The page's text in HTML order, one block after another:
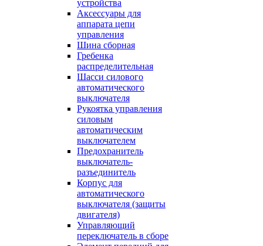
устройства
Аксессуары для
аппарата цепи
управления
Шина сборная
Гребенка
распределительная
Шасси силового
автоматического
выключателя
Рукоятка управления
силовым
автоматическим
выключателем
Предохранитель
выключатель-
разъединитель
Корпус для
автоматического
выключателя (защиты
двигателя)
Управляющий
переключатель в сборе